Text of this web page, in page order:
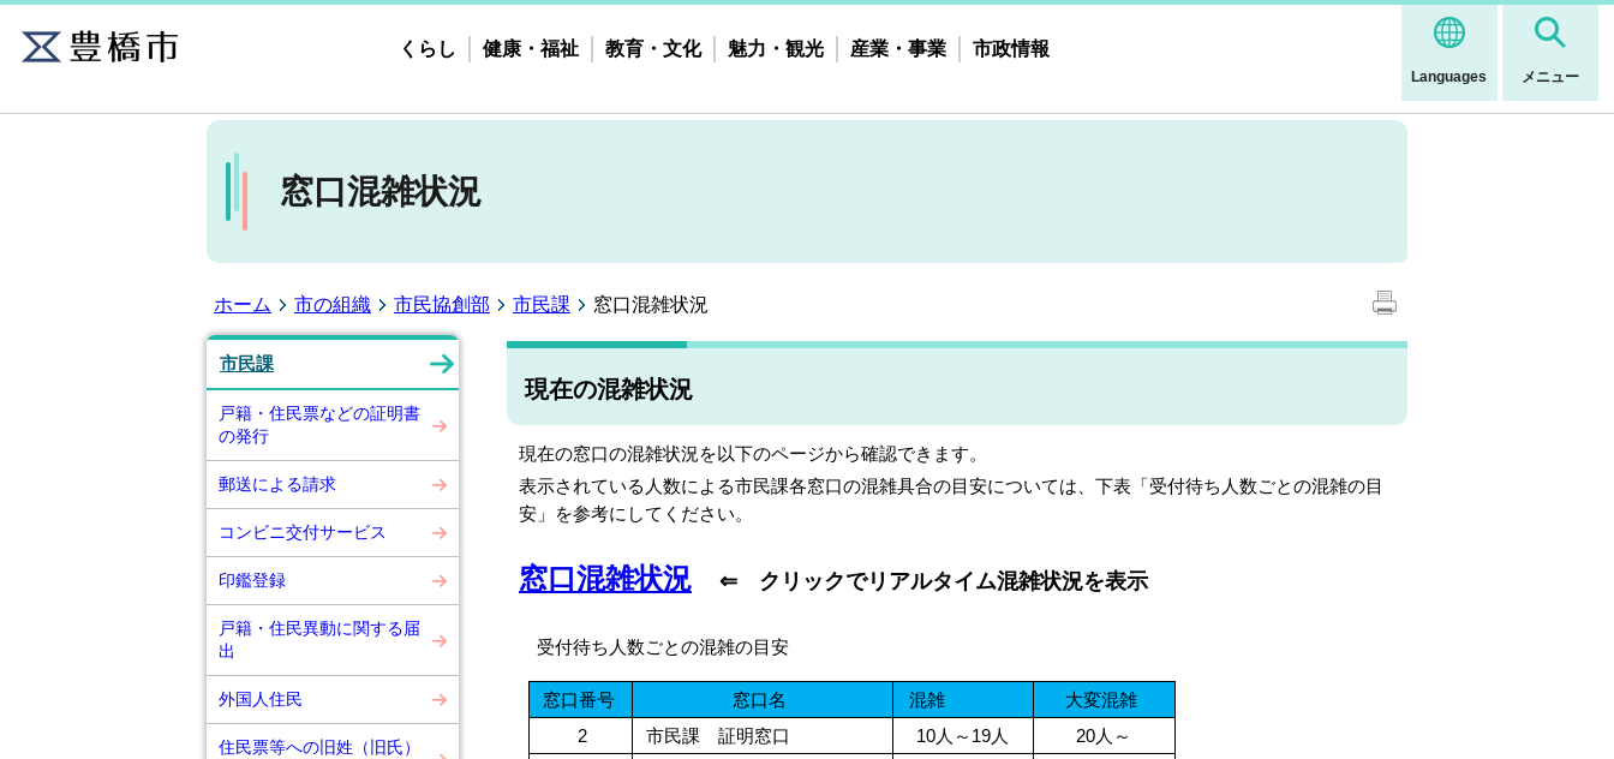
Languages メニュー
くらし 健康・福祉 教育・文化 魅力・観光 産業・事業 市政情報
窓口混雑状況
ホーム 市の組織 市民協創部 市民課 窓口混雑状況
市民課
戸籍・住民票などの証明書
の発行
郵送による請求
コンビニ交付サービス
印鑑登録
戸籍・住民異動に関する届
出
外国人住民
住民票等への旧姓（旧氏）
現在の混雑状況
現在の窓口の混雑状況を以下のページから確認できます。
表示されている人数による市民課各窓口の混雑具合の目安については、下表「受付待ち人数ごとの混雑の目
安」を参考にしてください。
窓口混雑状況 ⇐ クリックでリアルタイム混雑状況を表示
受付待ち人数ごとの混雑の目安
窓口番号 窓口名 混雑
大変混雑
2
市民課 証明窓口 10人～19人
20人～